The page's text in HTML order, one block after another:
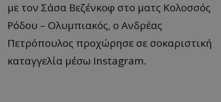
με τον Σάσα Βεζένκοφ στο ματς Κολοσσός
Ρόδου – Ολυμπιακός, ο Ανδρέας
Πετρόπουλος προχώρησε σε σοκαριστική
καταγγελία μέσω Instagram.